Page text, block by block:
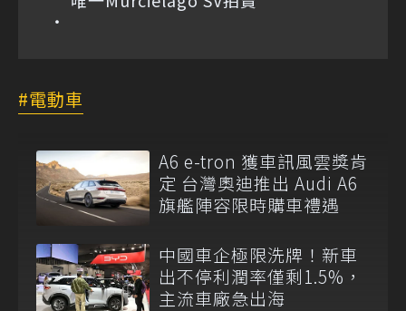
電動車
A6 e-tron 獲車訊風雲獎肯
定 台灣奧迪推出 Audi A6
旗艦陣容限時購車禮遇
中國車企極限洗牌！新車
出不停利潤率僅剩1.5%，
主流車廠急出海